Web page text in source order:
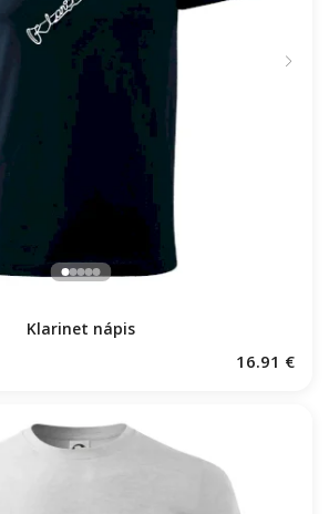
Klarinet nápis
16.91 €